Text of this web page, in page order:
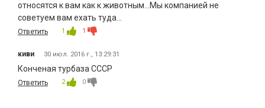
относятся к вам как к животным...Мы компанией не
советуем вам ехать туда...
Ответить 1 1
киви 30 июл. 2016 г., 13:29:31
Конченая турбаза СССР
Ответить 2 0